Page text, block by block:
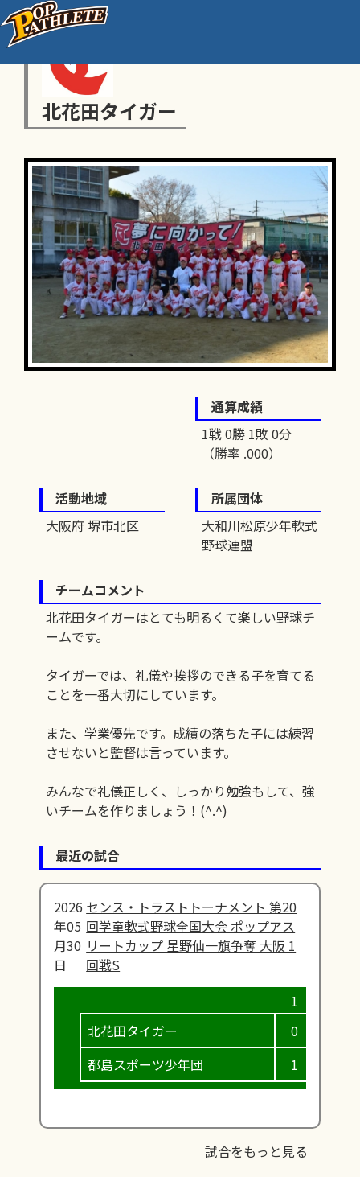
北花田タイガー
通算成績
1戦 0勝 1敗 0分
（勝率 .000）
活動地域
大阪府 堺市北区
所属団体
大和川松原少年軟式
野球連盟
チームコメント
北花田タイガーはとても明るくて楽しい野球チ
ームです。
タイガーでは、礼儀や挨拶のできる子を育てる
ことを一番大切にしています。
また、学業優先です。成績の落ちた子には練習
させないと監督は言っています。
みんなで礼儀正しく、しっかり勉強もして、強
いチームを作りましょう！(^.^)
最近の試合
2026
年05
月30
日
センス・トラストトーナメント 第20
回学童軟式野球全国大会 ポップアス
リートカップ 星野仙一旗争奪 大阪 1
回戦S
北花田タイガー
都島スポーツ少年団
0
1
試合をもっと見る